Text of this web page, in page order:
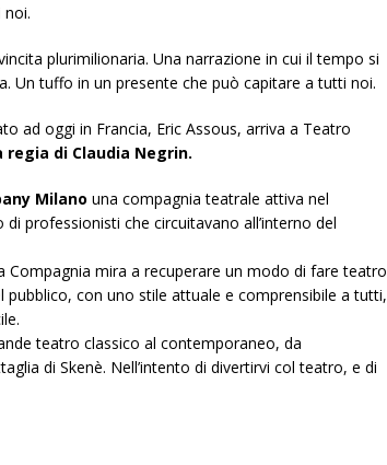
plurimilionaria. Una narrazione in cui il tempo si
Un tuffo in un presente che può capitare a tutti noi.
ad oggi in Francia, Eric Assous, arriva a Teatro
regia di Claudia Negrin.
Milano una compagnia teatrale attiva nel
professionisti che circuitavano all’interno del
Compagnia mira a recuperare un modo di fare teatro
pubblico, con uno stile attuale e comprensibile a tutti,
teatro classico al contemporaneo, da
di Skenè. Nell’intento di divertirvi col teatro, e di